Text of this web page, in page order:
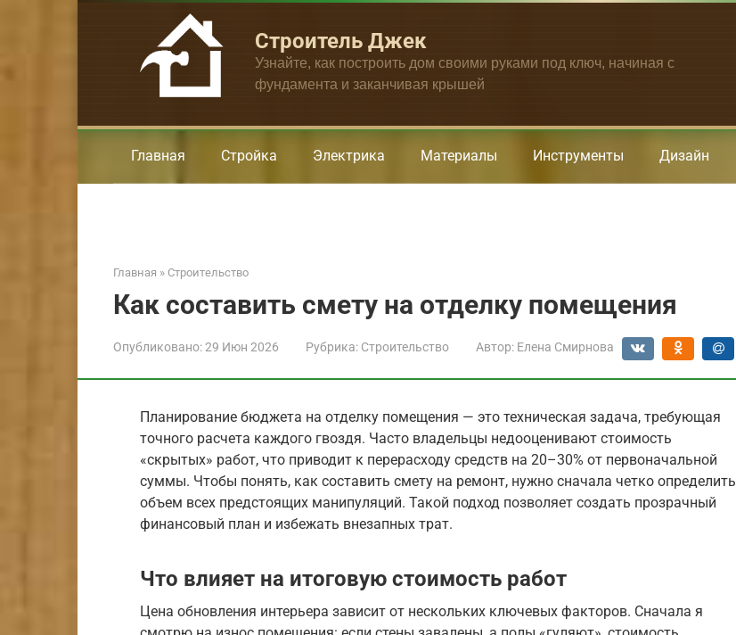
Строитель Джек
Узнайте, как построить дом своими руками под ключ, начиная с
фундамента и заканчивая крышей
Главная Стройка Электрика Материалы Инструменты Дизайн
Главная » Строительство
Как составить смету на отделку помещения
Опубликовано:29 Июн 2026 Рубрика: Строительство Автор: Елена Смирнова
Планирование бюджета на отделку помещения — это техническая задача, требующая
точного расчета каждого гвоздя. Часто владельцы недооценивают стоимость
«скрытых» работ, что приводит к перерасходу средств на 20–30% от первоначальной
суммы. Чтобы понять, как составить смету на ремонт, нужно сначала четко определить
объем всех предстоящих манипуляций. Такой подход позволяет создать прозрачный
финансовый план и избежать внезапных трат.
Что влияет на итоговую стоимость работ
Цена обновления интерьера зависит от нескольких ключевых факторов. Сначала я